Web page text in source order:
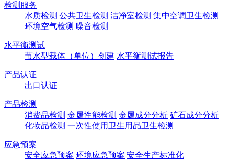
检测服务
水质检测 公共卫生检测 洁净室检测 集中空调卫生检测
环境空气检测 噪音检测
水平衡测试
节水型载体（单位）创建 水平衡测试报告
产品认证
出口认证
产品检测
消费品检测 金属性能检测 金属成分分析 矿石成分分析
化妆品检测 一次性使用卫生用品卫生检测
应急预案
安全应急预案 环境应急预案 安全生产标准化